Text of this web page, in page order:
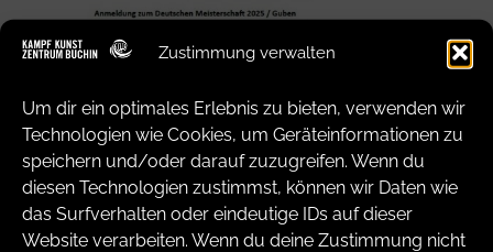
Zustimmung verwalten
Um dir ein optimales Erlebnis zu bieten, verwenden wir
Technologien wie Cookies, um Geräteinformationen zu
speichern und/oder darauf zuzugreifen. Wenn du
diesen Technologien zustimmst, können wir Daten wie
das Surfverhalten oder eindeutige IDs auf dieser
Website verarbeiten. Wenn du deine Zustimmung nicht